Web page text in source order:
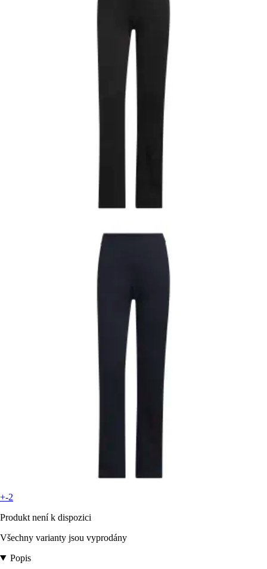
+-2
Produkt není k dispozici
Všechny varianty jsou vyprodány
Popis